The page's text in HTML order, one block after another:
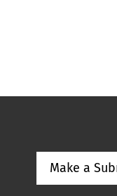
Make a